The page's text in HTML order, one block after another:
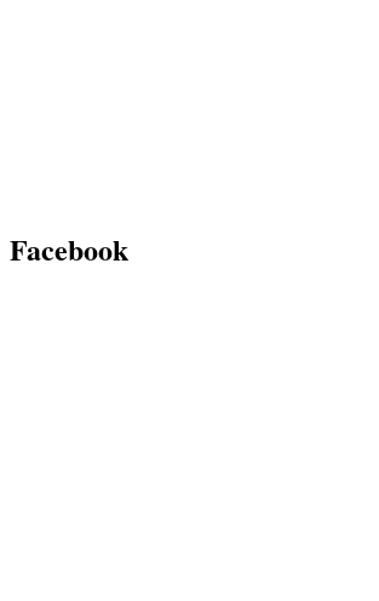
Facebook